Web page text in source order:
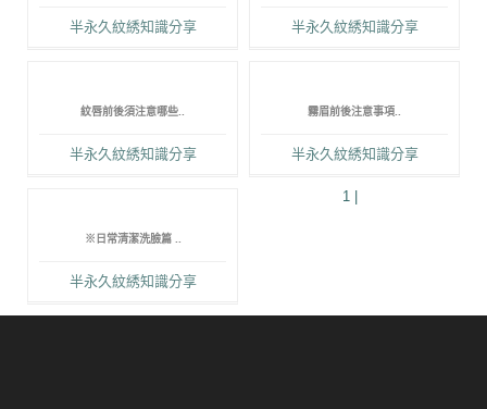
半永久紋綉知識分享 半永久紋綉知識分享
紋唇前後須注意哪些..
半永久紋綉知識分享
霧眉前後注意事項..
半永久紋綉知識分享
※日常清潔洗臉篇 ..
半永久紋綉知識分享
1 |